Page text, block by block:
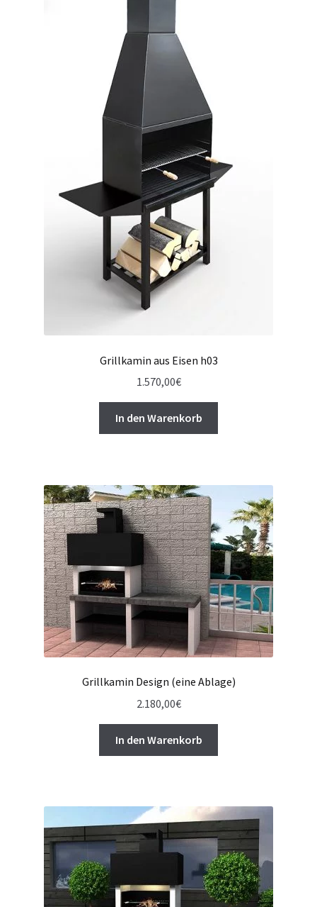
Grillkamin aus Eisen h03
1.570,00€
In den Warenkorb
Grillkamin Design (eine Ablage)
2.180,00€
In den Warenkorb